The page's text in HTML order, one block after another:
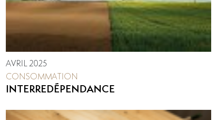
AVRIL 2025
CONSOMMATION
INTERREDÉPENDANCE